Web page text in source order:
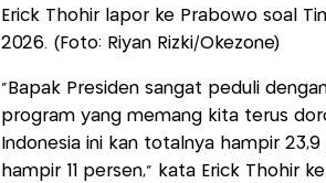
Erick Thohir lapor ke Prabowo soal
2026. (Foto: Riyan Rizki/Okezone)
“Bapak Presiden sangat peduli
program yang memang kita terus
Indonesia ini kan totalnya hampir
hampir 11 persen,” kata Erick Thohir